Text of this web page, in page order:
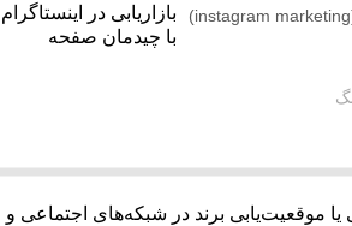
بازاریابی در اینستاگرام
با چیدمان صفحه
موقعیت‌یابی برند در شبکه‌های اجتماعی و